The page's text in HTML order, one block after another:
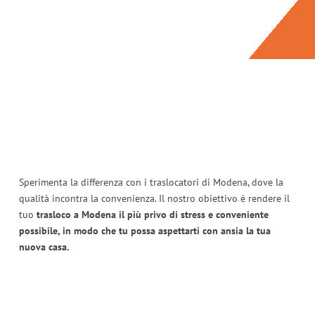
Sperimenta la differenza con i traslocatori di Modena, dove la
qualità incontra la convenienza. Il nostro obiettivo è rendere il
tuo trasloco a Modena il più privo di stress e conveniente
possibile, in modo che tu possa aspettarti con ansia la tua
nuova casa.